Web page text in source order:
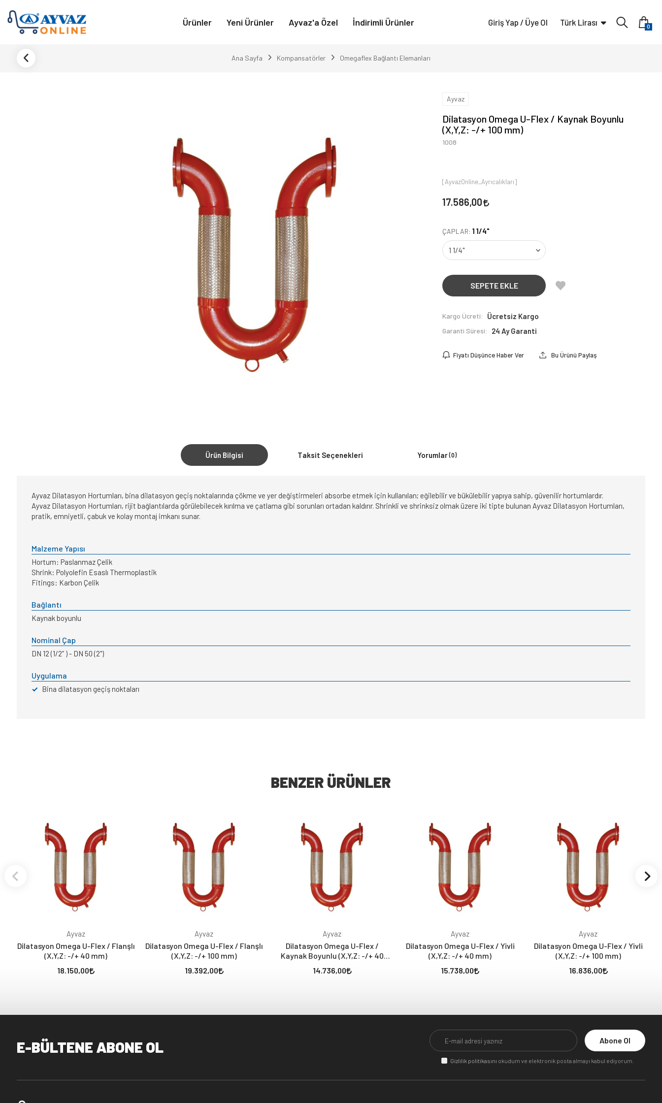
Ürünler Yeni Ürünler Ayvaz'a Özel İndirimli Ürünler Giriş Yap / Üye Ol Türk Lirası 0
Ana Sayfa Kompansatörler Omegaflex Bağlantı Elemanları
Ayvaz
Dilatasyon Omega U-Flex / Kaynak Boyunlu
(X,Y,Z: -/+ 100 mm)
1008
[AyvazOnline_Ayrıcalıkları]
17.586,00
ÇAPLAR: 1 1/4"
SEPETE EKLE
Kargo Ücreti: Ücretsiz Kargo
Garanti Süresi: 24 Ay Garanti
Fiyatı Düşünce Haber Ver Bu Ürünü Paylaş
Ürün Bilgisi Taksit Seçenekleri Yorumlar(0)
Ayvaz Dilatasyon Hortumları, bina dilatasyon geçiş noktalarında çökme ve yer değiştirmeleri absorbe etmek için kullanılan; eğilebilir ve bükülebilir yapıya sahip, güvenilir hortumlardır.
Ayvaz Dilatasyon Hortumları, rijit bağlantılarda görülebilecek kırılma ve çatlama gibi sorunları ortadan kaldırır. Shrinkli ve shrinksiz olmak üzere iki tipte bulunan Ayvaz Dilatasyon Hortumları,
pratik, emniyetli, çabuk ve kolay montaj imkanı sunar.
Malzeme Yapısı
Hortum: Paslanmaz Çelik
Shrink: Polyolefin Esaslı Thermoplastik
Fitings: Karbon Çelik
Bağlantı
Kaynak boyunlu
Nominal Çap
DN 12 (1/2” ) - DN 50 (2")
Uygulama
✓ Bina dilatasyon geçiş noktaları
BENZER ÜRÜNLER
Ayvaz
Dilatasyon Omega U-Flex / Flanşlı
(X,Y,Z: -/+ 40 mm)
18.150,00
Ayvaz
Dilatasyon Omega U-Flex / Flanşlı
(X,Y,Z: -/+ 100 mm)
19.392,00
Ayvaz
Dilatasyon Omega U-Flex /
Kaynak Boyunlu (X,Y,Z: -/+ 40
14.736,00
Ayvaz
Dilatasyon Omega U-Flex / Yivli
(X,Y,Z: -/+ 40 mm)
15.738,00
Ayvaz
Dilatasyon Omega U-Flex / Yivli
(X,Y,Z: -/+ 100 mm)
16.836,00
E-BÜLTENE ABONE OL Abone Ol
Gizlilik politikasını okudum ve elektronik posta almayı kabul ediyorum.